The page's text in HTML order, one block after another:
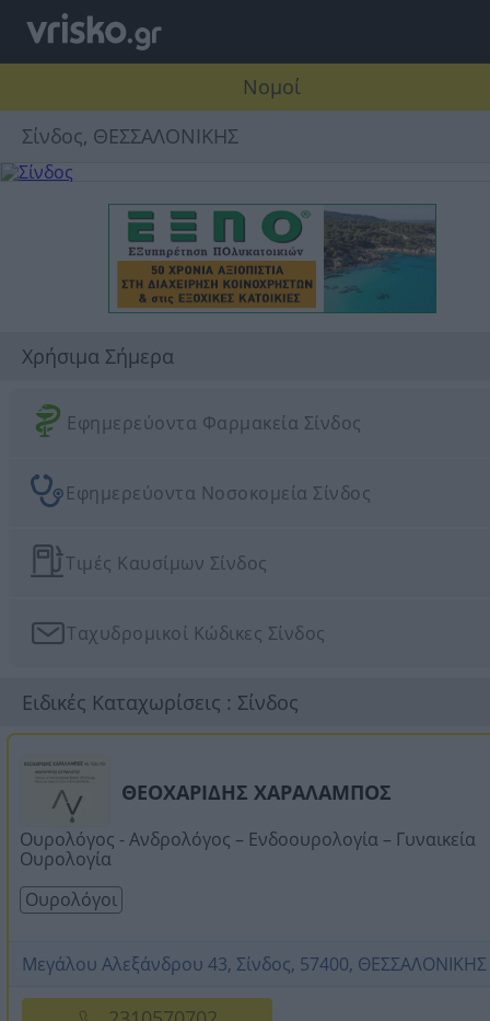
Νομοί
Σίνδος, ΘΕΣΣΑΛΟΝΙΚΗΣ
Χρήσιμα Σήμερα
Εφημερεύοντα Φαρμακεία Σίνδος
Εφημερεύοντα Νοσοκομεία Σίνδος
Τιμές Καυσίμων Σίνδος
Ταχυδρομικοί Κώδικες Σίνδος
Ειδικές Καταχωρίσεις : Σίνδος
ΘΕΟΧΑΡΙΔΗΣ ΧΑΡΑΛΑΜΠΟΣ
Ουρολόγος - Ανδρολόγος – Ενδοουρολογία – Γυναικεία
Ουρολογία
Ουρολόγοι
Μεγάλου Αλεξάνδρου 43, Σίνδος, 57400, ΘΕΣΣΑΛΟΝΙΚΗΣ